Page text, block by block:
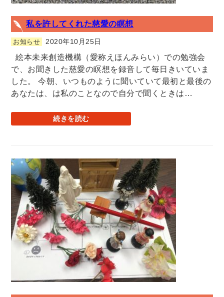
私を許してくれた慈愛の瞑想
お知らせ 2020年10月25日
絵本未来創造機構（愛称えほんみらい）での勉強会
で、お聞きした慈愛の瞑想を録音して毎日きいていま
した。 今朝、いつものように聞いていて最初と最後の
あなたは、は私のことなので自分で聞くときは…
続きを読む